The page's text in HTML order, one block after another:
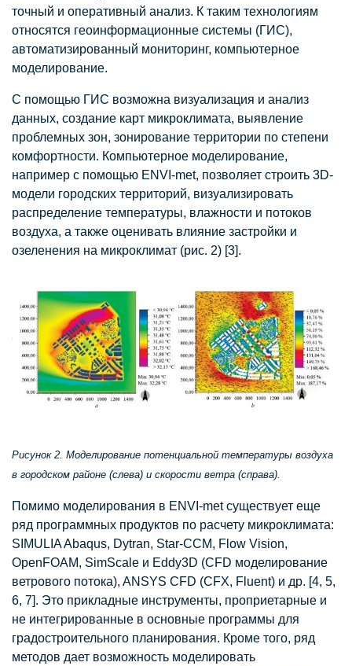
точный и оперативный анализ. К таким технологиям
относятся геоинформационные системы (ГИС),
автоматизированный мониторинг, компьютерное
моделирование.
С помощью ГИС возможна визуализация и анализ
данных, создание карт микроклимата, выявление
проблемных зон, зонирование территории по степени
комфортности. Компьютерное моделирование,
например с помощью ENVI-met, позволяет строить 3D-
модели городских территорий, визуализировать
распределение температуры, влажности и потоков
воздуха, а также оценивать влияние застройки и
озеленения на микроклимат (рис. 2) [3].
Рисунок 2. Моделирование потенциальной температуры воздуха
в городском районе (слева) и скорости ветра (справа).
Помимо моделирования в ENVI-met существует еще
ряд программных продуктов по расчету микроклимата:
SIMULIA Abaqus, Dytran, Star-CCM, Flow Vision,
OpenFOAM, SimScale и Eddy3D (CFD моделирование
ветрового потока), ANSYS CFD (CFX, Fluent) и др. [4, 5,
6, 7]. Это прикладные инструменты, проприетарные и
не интегрированные в основные программы для
градостроительного планирования. Кроме того, ряд
методов дает возможность моделировать